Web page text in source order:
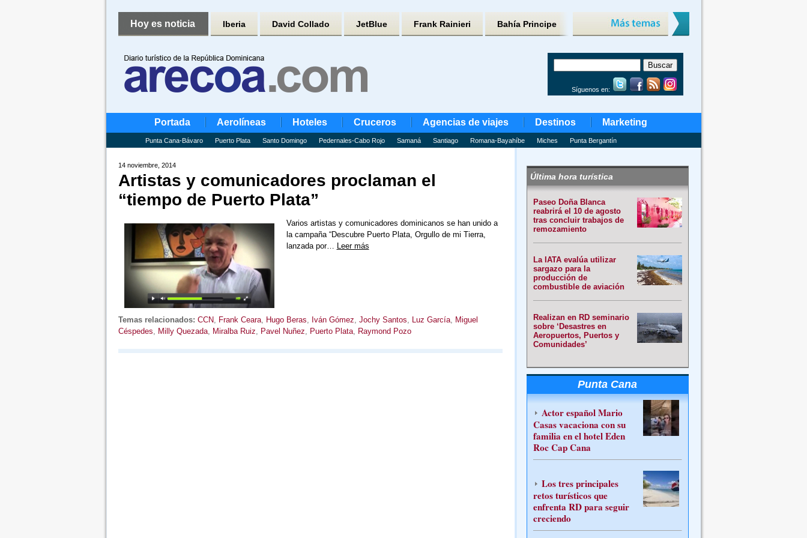
Hoy es noticia Iberia David Collado JetBlue Frank Rainieri Bahía Principe
Síguenos en:
Portada Aerolíneas Hoteles Cruceros Agencias de viajes Destinos Marketing
Punta Cana-Bávaro Puerto Plata Santo Domingo Pedernales-Cabo Rojo Samaná Santiago Romana-Bayahíbe Miches Punta Bergantín
14 noviembre, 2014
Artistas y comunicadores proclaman el
“tiempo de Puerto Plata”
Varios artistas y comunicadores dominicanos se han unido a
la campaña “Descubre Puerto Plata, Orgullo de mi Tierra,
lanzada por… Leer más
Temas relacionados: CCN, Frank Ceara, Hugo Beras Iván Gómez Jochy Santos Luz García, Miguel
Céspedes
Milly Quezada, Miralba Ruiz Pavel Nuñez Puerto Plata, Raymond Pozo
Última hora turística
Paseo Doña Blanca
reabrirá el 10 de agosto
tras concluir trabajos de
remozamiento
La IATA evalúa utilizar
sargazo para la
producción de
combustible de aviación
Realizan en RD seminario
sobre ‘Desastres en
Aeropuertos, Puertos y
Comunidades’
Punta Cana
Actor español Mario
Casas vacaciona con su
familia en el hotel Eden
Roc Cap Cana
Los tres principales
retos turísticos que
enfrenta RD para seguir
creciendo